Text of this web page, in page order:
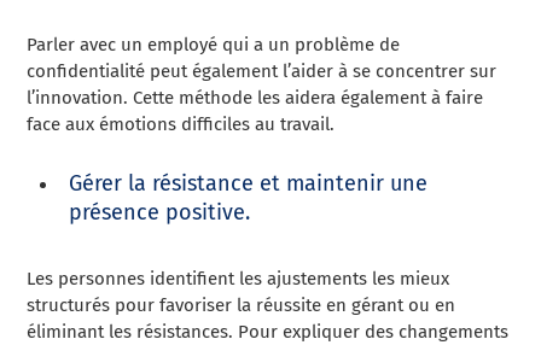
Parler avec un employé qui a un problème de
confidentialité peut également l’aider à se concentrer sur
l’innovation. Cette méthode les aidera également à faire
face aux émotions difficiles au travail.
Gérer la résistance et maintenir une
présence positive.
Les personnes identifient les ajustements les mieux
structurés pour favoriser la réussite en gérant ou en
éliminant les résistances. Pour expliquer des changements